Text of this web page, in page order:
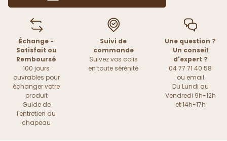
Échange -
Satisfait ou
Remboursé
100 jours
ouvrables pour
échanger votre
produit
Guide de
l'entretien du
chapeau
Suivi de
commande
Suivez vos colis
en toute sérénité
Une question ?
Un conseil
d'expert ?
04 77 71 40 58
ou email
Du Lundi au
Vendredi 9h-12h
et 14h-17h